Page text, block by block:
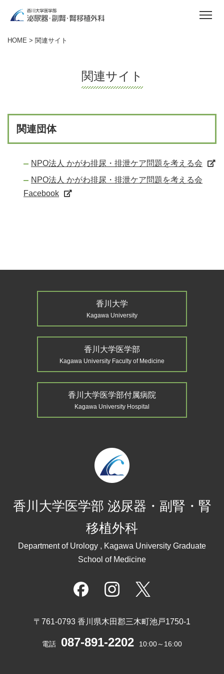
HOME > 関連サイト
関連サイト
関連団体
NPO法人 かがわ排尿・排泄ケア問題を考える会
NPO法人 かがわ排尿・排泄ケア問題を考える会
Facebook
香川大学
Kagawa University
香川大学医学部
Kagawa University Faculty of Medicine
香川大学医学部付属病院
Kagawa University Hospital
香川大学医学部 泌尿器・副腎・腎
移植外科
Department of Urology , Kagawa University Graduate
School of Medicine
〒761-0793 香川県木田郡三木町池戸1750-1
電話 087-891-2202 10:00～16:00